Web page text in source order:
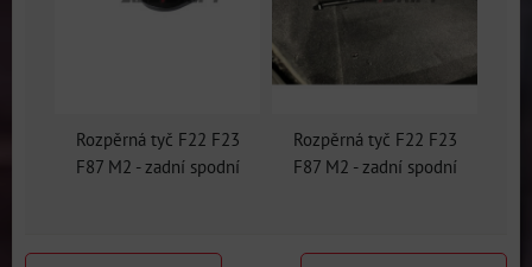
Rozpěrná tyč F22 F23
F87 M2 - zadní spodní
Rozpěrná tyč F22 F23
F87 M2 - zadní spodní